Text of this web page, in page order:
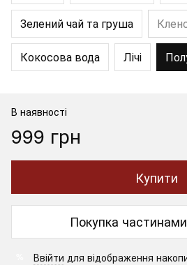
Зелений чай та груша
Кокосова вода Лічі
В наявності
999 грн
Купити
Покупка
Ввійти для відображення